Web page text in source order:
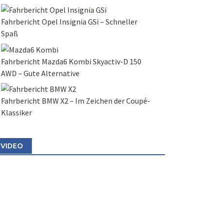
Fahrbericht Opel Insignia GSi – Schneller
Spaß
Fahrbericht Mazda6 Kombi Skyactiv-D 150
AWD – Gute Alternative
Fahrbericht BMW X2 – Im Zeichen der Coupé-
Klassiker
VIDEO